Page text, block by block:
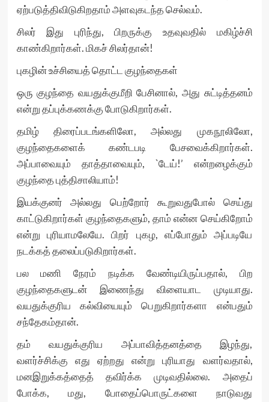
ஏற்படுத்திவிடுகிறதாம் அளவுகடந்த செல்வம்.
சிலர் இது புரிந்து, பிறருக்கு உதவுவதில் மகிழ்ச்சி
காண்கிறார்கள். மிகச் சிலர்தான்!
புகழின் உச்சியைத் தொட்ட குழந்தைகள்
ஒரு குழந்தை வயதுக்குமீறி பேசினால், அது சுட்டித்தனம்
என்று தப்புக்கணக்கு போடுகிறார்கள்.
தமிழ் திரைப்படங்களிலோ, அல்லது முகநூலிலோ,
குழந்தைகளைக் கண்டபடி பேசவைக்கிறார்கள்.
அப்பாவையும் தாத்தாவையும், `டேய்!’ என்றழைக்கும்
குழந்தை புத்திசாலியாம்!
இயக்குனர் அல்லது பெற்றோர் கூறுவதுபோல் செய்து
காட்டுகிறார்கள் குழந்தைகளும், தாம் என்ன செய்கிறோம்
என்று புரியாமலேயே. பிறர் புகழ, எப்போதும் அப்படியே
நடக்கத் தலைப்படுகிறார்கள்.
பல மணி நேரம் நடிக்க வேண்டியிருப்பதால், பிற
குழந்தைகளுடன் இணைந்து விளையாட முடியாது.
வயதுக்குரிய கல்வியையும் பெறுகிறார்களா என்பதும்
சந்தேகம்தான்.
தம் வயதுக்குரிய அப்பாவித்தனத்தை இழந்து,
வளர்ச்சிக்கு எது ஏற்றது என்று புரியாது வளர்வதால்,
மனஇறுக்கத்தைத் தவிர்க்க முடிவதில்லை. அதைப்
போக்க, மது, போதைப்பொருட்களை நாடுவது